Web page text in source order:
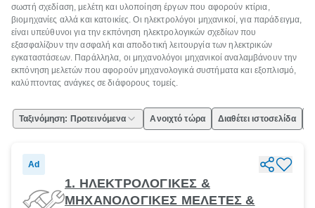
σωστή σχεδίαση, μελέτη και υλοποίηση έργων που αφορούν κτίρια,
βιομηχανίες αλλά και κατοικίες. Οι ηλεκτρολόγοι μηχανικοί, για παράδειγμα,
είναι υπεύθυνοι για την εκπόνηση ηλεκτρολογικών σχεδίων που
εξασφαλίζουν την ασφαλή και αποδοτική λειτουργία των ηλεκτρικών
εγκαταστάσεων. Παράλληλα, οι μηχανολόγοι μηχανικοί αναλαμβάνουν την
εκπόνηση μελετών που αφορούν μηχανολογικά συστήματα και εξοπλισμό,
καλύπτοντας ανάγκες σε διάφορους τομείς.
Ταξινόμηση: Προτεινόμενα Ανοιχτό τώρα Διαθέτει ιστοσελίδα
Ad
1. ΗΛΕΚΤΡΟΛΟΓΙΚΕΣ &
ΜΗΧΑΝΟΛΟΓΙΚΕΣ ΜΕΛΕΤΕΣ &